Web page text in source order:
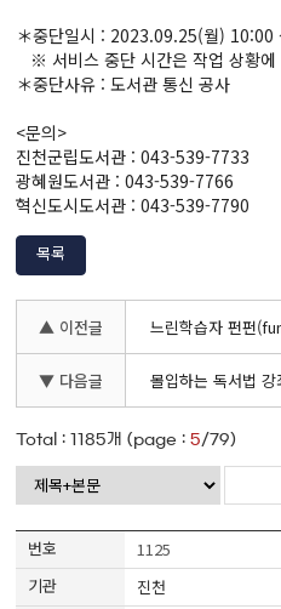
＊중단일시 : 2023.09.25(월) 10:00
※ 서비스 중단 시간은 작업 상황에
＊중단사유 : 도서관 통신 공사
<문의>
진천군립도서관 : 043-539-7733
광혜원도서관 : 043-539-7766
혁신도시도서관 : 043-539-7790
목록
▲ 이전글
▼ 다음글
Total :1185개 (page :5/79)
1125
진천